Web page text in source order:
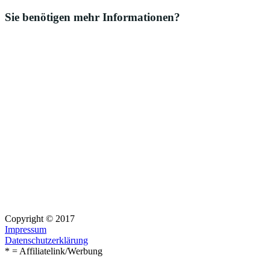
Sie benötigen mehr Informationen?
Copyright © 2017
Impressum
Datenschutzerklärung
* = Affiliatelink/Werbung